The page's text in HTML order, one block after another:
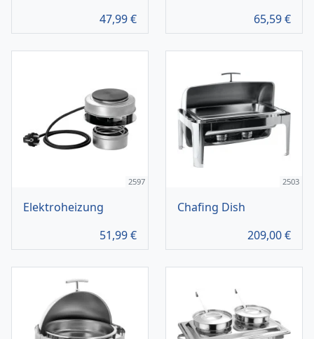
47,99€ 65,59€
2597
Elektroheizung
51,99€
2503
Chafing Dish
209,00€